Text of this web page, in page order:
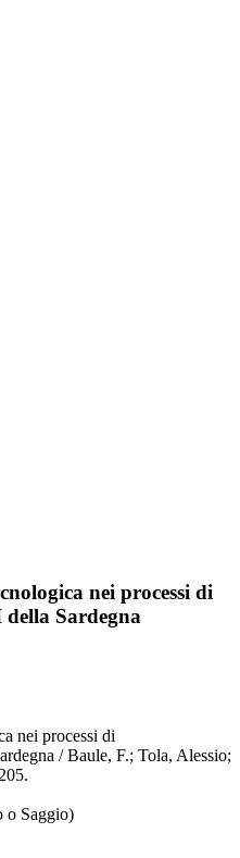
nei processi di
Sardegna
nei processi di
/ Baule, F.; Tola, Alessio;
o Saggio)